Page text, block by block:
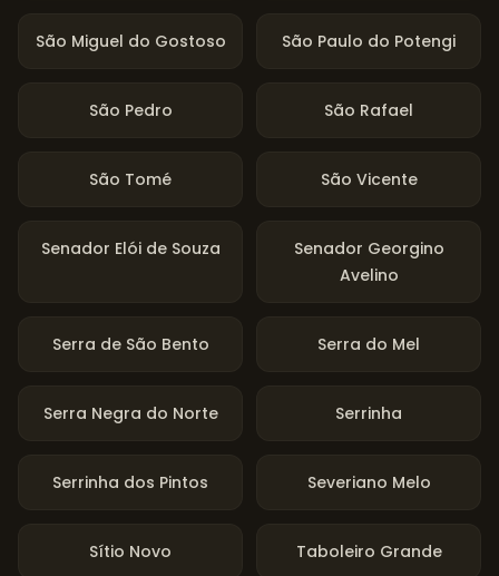
São Miguel do Gostoso São Paulo do Potengi
São Pedro São Rafael
São Tomé São Vicente
Senador Elói de Souza
Senador Georgino
Avelino
Serra de São Bento Serra do Mel
Serra Negra do Norte Serrinha
Serrinha dos Pintos Severiano Melo
Sítio Novo Taboleiro Grande